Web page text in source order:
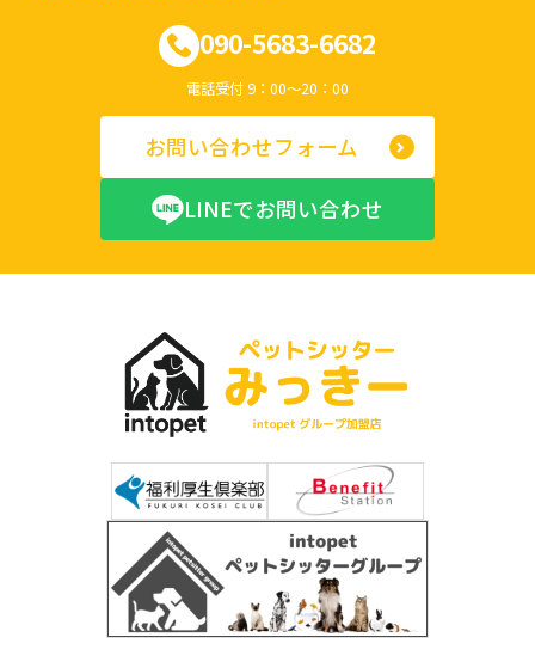
090-5683-6682
電話受付 9：00～20：00
お問い合わせフォーム
LINEでお問い合わせ